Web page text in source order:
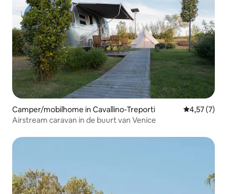
Camper/mobilhome in Cavallino-Treporti
4,57 (7)
Airstream caravan in de buurt van Venice